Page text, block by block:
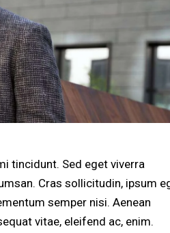
tincidunt. Sed eget viverra
Cras sollicitudin, ipsum
semper nisi. Aenean
vitae, eleifend ac, enim.